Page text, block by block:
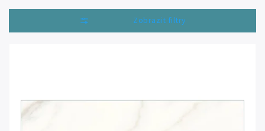
Nejlevnější
Nejdražší